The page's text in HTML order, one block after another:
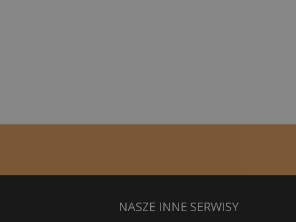
NASZE INNE SERWISY